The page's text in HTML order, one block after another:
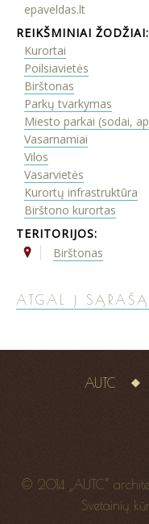
epaveldas.lt
REIKŠMINIAI ŽODŽIAI:
Kurortai
Poilsiavietės
Birštonas
Parkų tvarkymas
Miesto parkai (sodai,
Vasarnamiai
Vilos
Vasarvietės
Kurortų infrastruktūra
Birštono kurortas
TERITORIJOS:
Birštonas
ATGAL Į SĄRAŠĄ
AUTC
© 2014 „AUTC“
Svetainių